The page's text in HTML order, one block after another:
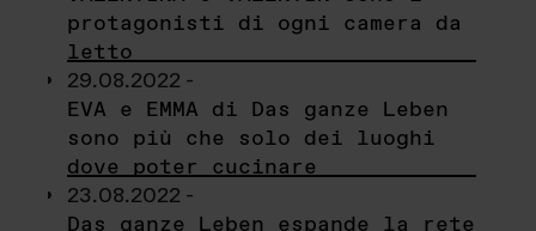
protagonisti di ogni camera da
letto
29.08.2022 -
EVA e EMMA di Das ganze Leben
sono più che solo dei luoghi
dove poter cucinare
23.08.2022 -
Das ganze Leben espande la rete